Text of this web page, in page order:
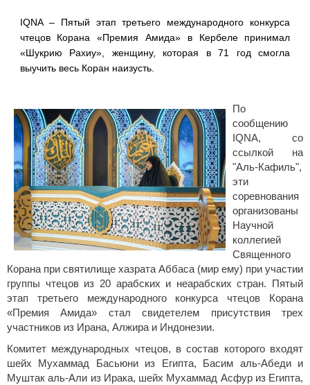
IQNA – Пятый этап третьего международного конкурса
чтецов Корана «Премия Амида» в Кербеле принимал
«Шукрию Рахиу», женщину, которая в 71 год смогла
выучить весь Коран наизусть.
По
сообщению
IQNA, со
ссылкой на
"Аль-Кафиль",
эти
соревнования
организованы
Научной
коллегией
Священного
Корана при святилище хазрата Аббаса (мир ему) при участии
группы чтецов из 20 арабских и неарабских стран. Пятый
этап третьего международного конкурса чтецов Корана
«Премия Амида» стал свидетелем присутствия трех
участников из Ирана, Алжира и Индонезии.
Комитет международных чтецов, в состав которого входят
шейх Мухаммад Басьюни из Египта, Басим аль-Абеди и
Муштак аль-Али из Ирака, шейх Мухаммад Асфур из Египта,